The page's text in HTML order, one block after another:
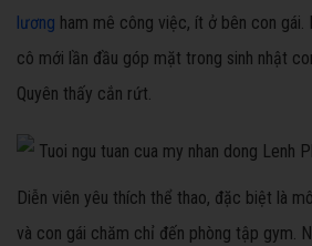
lương ham mê công việc, ít ở bên con gái.
cô mới lần đầu góp mặt trong sinh nhật
Quyên thấy cắn rứt.
Diễn viên yêu thích thể thao, đặc biệt là
và con gái chăm chỉ đến phòng tập gym.